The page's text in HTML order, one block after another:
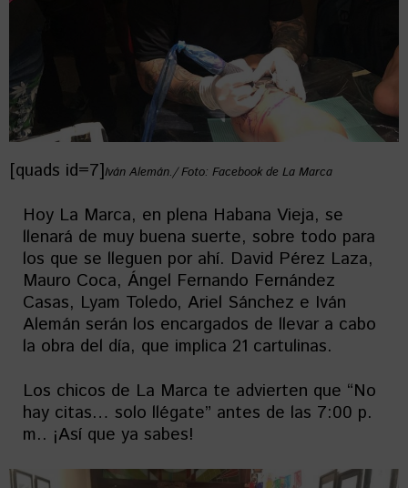
[quads id=7]Iván Alemán./ Foto: Facebook de La Marca
Hoy La Marca, en plena Habana Vieja, se
llenará de muy buena suerte, sobre todo para
los que se lleguen por ahí. David Pérez Laza,
Mauro Coca, Ángel Fernando Fernández
Casas, Lyam Toledo, Ariel Sánchez e Iván
Alemán serán los encargados de llevar a cabo
la obra del día, que implica 21 cartulinas.
Los chicos de La Marca te advierten que “No
hay citas… solo llégate” antes de las 7:00 p.
m.. ¡Así que ya sabes!